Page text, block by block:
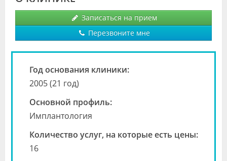
Видео
Клиники
Специалисты
Блоги
Лаборатории
Записаться на прием
Перезвоните мне
Год основания клиники:
2005 (21 год)
Основной профиль:
Имплантология
Количество услуг, на которые есть цены:
16